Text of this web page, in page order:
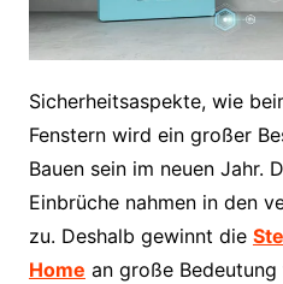
Sicherheitsaspekte, wie
Fenstern wird ein großer
Bauen sein im neuen Jahr.
Einbrüche nahmen in den
zu. Deshalb gewinnt die
Home an große Bedeutung